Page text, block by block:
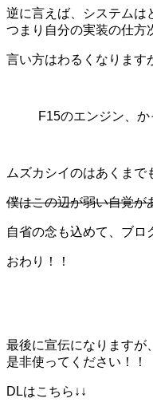
逆に言えば、システムは
つまり自分の実装の仕方
言い方はわるくなります
F15のエンジン、か
ムズカシイのはあくま
僕はこの辺が弱い自覚が
自省の念も込めて、ブロ
おわり！！
最後に宣伝になりますが
是非使ってください！！
DLはこちら↓↓